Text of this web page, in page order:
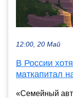
12:00, 20 Май
В России
маткапитал
«Семейный